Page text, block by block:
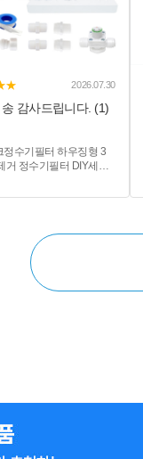
2026.07.30
감사드립니다. (1)
정수기필터 하우징형 3
거 정수기필터 DIY세트